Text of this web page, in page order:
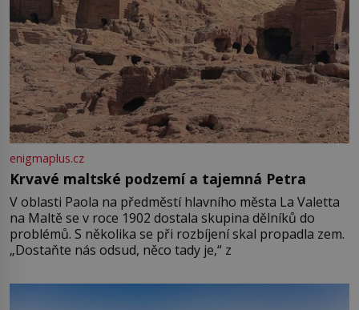
enigmaplus.cz
Krvavé maltské podzemí a tajemná Petra
V oblasti Paola na předměstí hlavního města La Valetta
na Maltě se v roce 1902 dostala skupina dělníků do
problémů. S několika se při rozbíjení skal propadla zem.
„Dostaňte nás odsud, něco tady je,“ z